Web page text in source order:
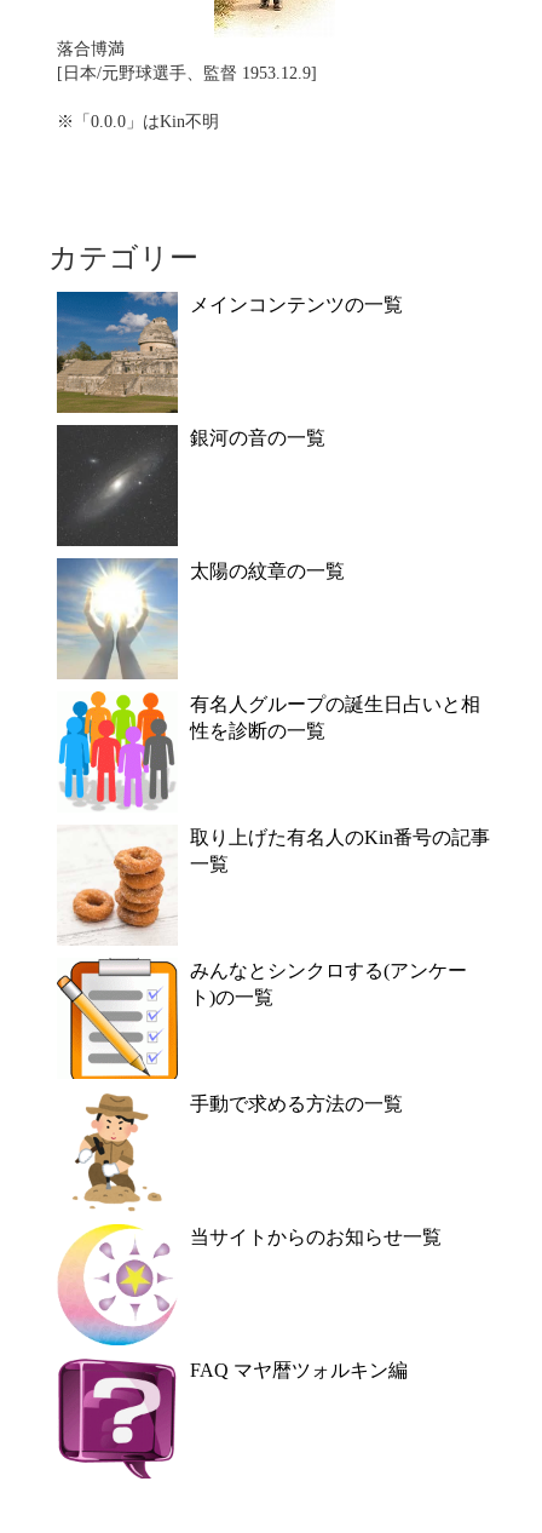
落合博満
[日本/元野球選手、監督 1953.12.9]
※「0.0.0」はKin不明
カテゴリー
メインコンテンツの一覧
銀河の音の一覧
太陽の紋章の一覧
有名人グループの誕生日占いと相
性を診断の一覧
取り上げた有名人のKin番号の記事
一覧
みんなとシンクロする(アンケー
ト)の一覧
手動で求める方法の一覧
当サイトからのお知らせ一覧
FAQ マヤ暦ツォルキン編